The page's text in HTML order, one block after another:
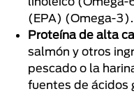
(EPA) (Omega-3).
Proteína de alta
salmón y otros
pescado o la
fuentes de ácidos